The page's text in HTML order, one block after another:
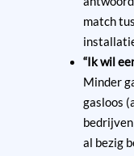
match
“Ik wil
Minder
gasloos
al bezig